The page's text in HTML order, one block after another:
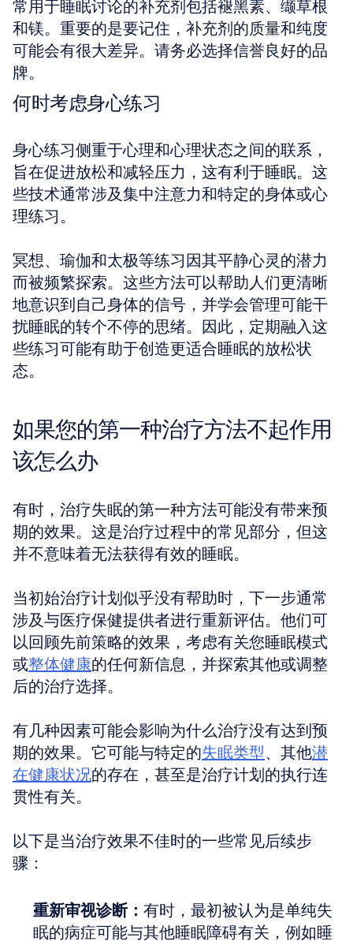
常用于睡眠讨论的补充剂包括褪黑素、缬草根
和镁。重要的是要记住，补充剂的质量和纯度
可能会有很大差异。请务必选择信誉良好的品
牌。
何时考虑身心练习
身心练习侧重于心理和心理状态之间的联系，
旨在促进放松和减轻压力，这有利于睡眠。这
些技术通常涉及集中注意力和特定的身体或心
理练习。
冥想、瑜伽和太极等练习因其平静心灵的潜力
而被频繁探索。这些方法可以帮助人们更清晰
地意识到自己身体的信号，并学会管理可能干
扰睡眠的转个不停的思绪。因此，定期融入这
些练习可能有助于创造更适合睡眠的放松状
态。
如果您的第一种治疗方法不起作用
该怎么办
有时，治疗失眠的第一种方法可能没有带来预
期的效果。这是治疗过程中的常见部分，但这
并不意味着无法获得有效的睡眠。
当初始治疗计划似乎没有帮助时，下一步通常
涉及与医疗保健提供者进行重新评估。他们可
以回顾先前策略的效果，考虑有关您睡眠模式
或整体健康的任何新信息，并探索其他或调整
后的治疗选择。
有几种因素可能会影响为什么治疗没有达到预
期的效果。它可能与特定的失眠类型、其他潜
在健康状况的存在，甚至是治疗计划的执行连
贯性有关。
以下是当治疗效果不佳时的一些常见后续步
骤：
重新审视诊断： 有时，最初被认为是单纯失
眠的病症可能与其他睡眠障碍有关，例如睡